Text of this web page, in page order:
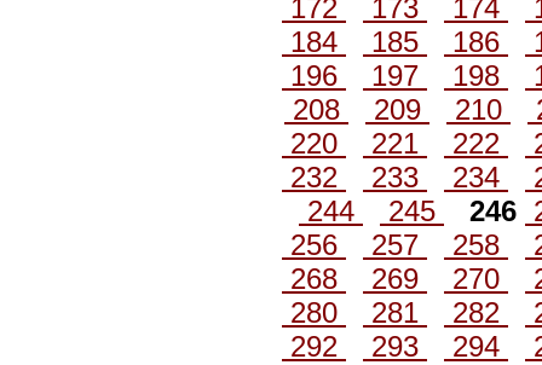
172
173 174
184
185 186
196
197 198
208
209 210
220
221 222
232
233 234
244
245 246
256
257 258
268
269 270
280
281 282
292
293 294